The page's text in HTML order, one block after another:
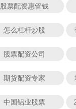
股票配资惠管钱
怎么杠杆炒股
股票配资公司
期货配资专家
中国铝业股票